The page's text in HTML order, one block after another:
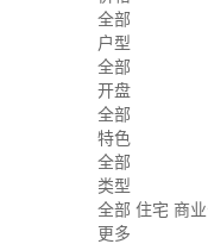
全部
户型
全部
开盘
全部
特色
全部
类型
全部 住宅 商
更多